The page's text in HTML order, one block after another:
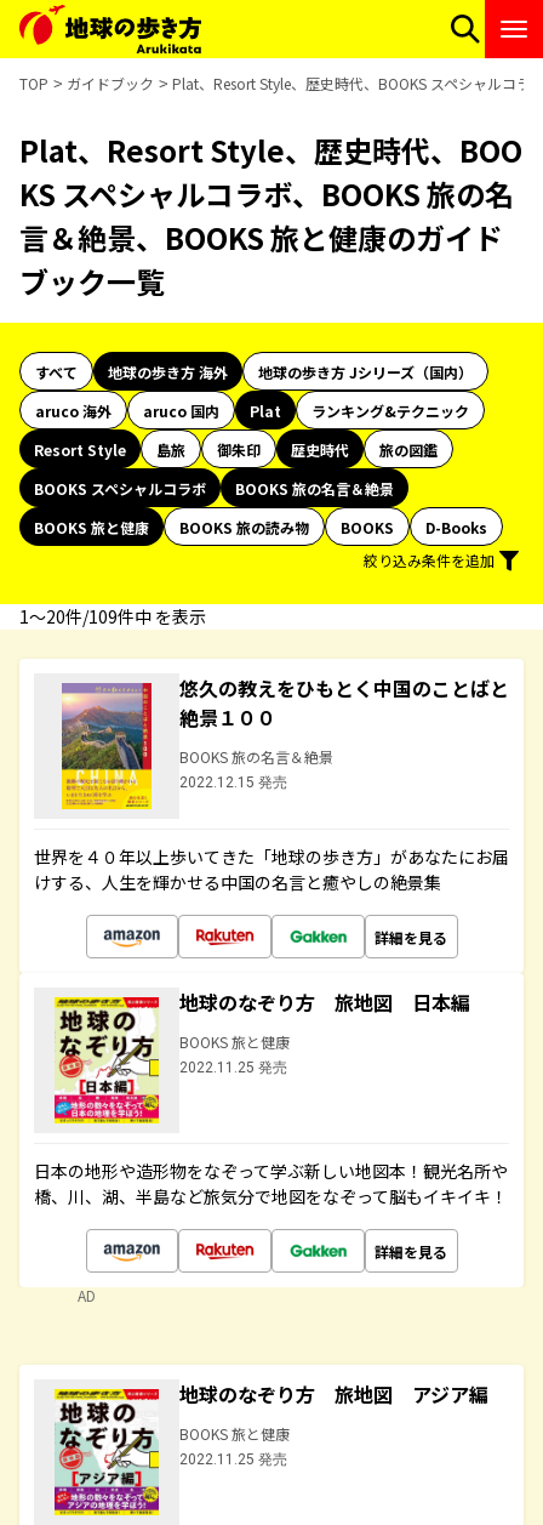
TOP ガイドブック Plat、Resort Style、歴史時代、BOOKS スペシャルコラ
Plat、Resort Style、歴史時代、BOO
KS スペシャルコラボ、BOOKS 旅の名
言＆絶景、BOOKS 旅と健康のガイド
ブック一覧
すべて 地球の歩き方 海外
地球の歩き方 Jシリーズ（国内）
aruco 海外
aruco 国内 Plat
ランキング&テクニック
Resort Style
島旅 御朱印 歴史時代
旅の図鑑
BOOKS スペシャルコラボ
BOOKS 旅の名言＆絶景
BOOKS 旅と健康
BOOKS 旅の読み物 BOOKS
D-Books
絞り込み条件を追加
1〜20件/109件中 を表示
悠久の教えをひもとく中国のことばと
絶景１００
BOOKS 旅の名言＆絶景
2022.12.15 発売
世界を４０年以上歩いてきた「地球の歩き方」があなたにお届
けする、人生を輝かせる中国の名言と癒やしの絶景集
詳細を見る
地球のなぞり方 旅地図 日本編
BOOKS 旅と健康
2022.11.25 発売
日本の地形や造形物をなぞって学ぶ新しい地図本！観光名所や
橋、川、湖、半島など旅気分で地図をなぞって脳もイキイキ！
詳細を見る
AD
地球のなぞり方 旅地図 アジア編
BOOKS 旅と健康
2022.11.25 発売